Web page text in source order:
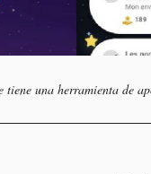
tiene una herramienta de